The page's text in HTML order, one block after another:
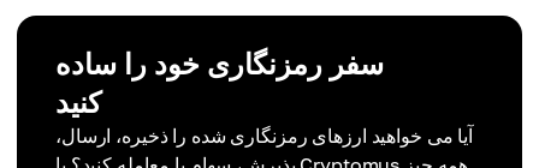
سفر رمزنگاری خود را ساده
کنید
آیا می خواهید ارزهای رمزنگاری شده را ذخیره، ارسال،